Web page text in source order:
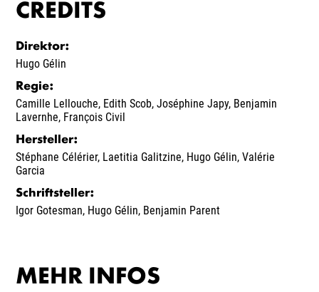
CREDITS
Direktor:
Hugo Gélin
Regie:
Camille Lellouche, Edith Scob,Joséphine Japy, Benjamin
Lavernhe, François Civil
Hersteller:
Stéphane Célérier, Laetitia Galitzine, Hugo Gélin,Valérie
Garcia
Schriftsteller:
Igor Gotesman, Hugo Gélin, Benjamin Parent
MEHR INFOS